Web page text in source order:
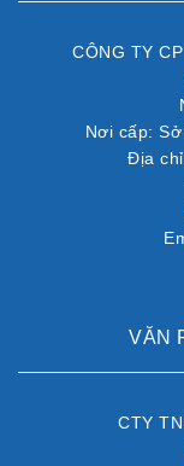
CÔNG TY
Nơi cấp:
Địa
VĂN
CTY